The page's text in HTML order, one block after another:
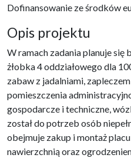
Dofinansowanie ze środków
Opis projektu
W ramach zadania planuje się
żłobka 4 oddziałowego dla
zabaw z jadalniami,
pomieszczenia
gospodarcze i techniczne,
został do potrzeb osób
obejmuje zakup i montaż
nawierzchnią oraz